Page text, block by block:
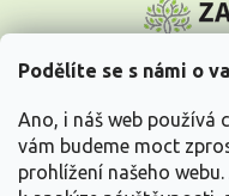
Podělíte se s námi o
Ano, i náš web používá
vám budeme moct
prohlížení našeho
p
Vše o nákupu
Informace pro Vás